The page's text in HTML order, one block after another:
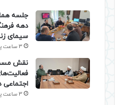
جلسه
دهه
سیمای
3 ساعت پیش
نقش
اجتماعی
3 ساعت پیش